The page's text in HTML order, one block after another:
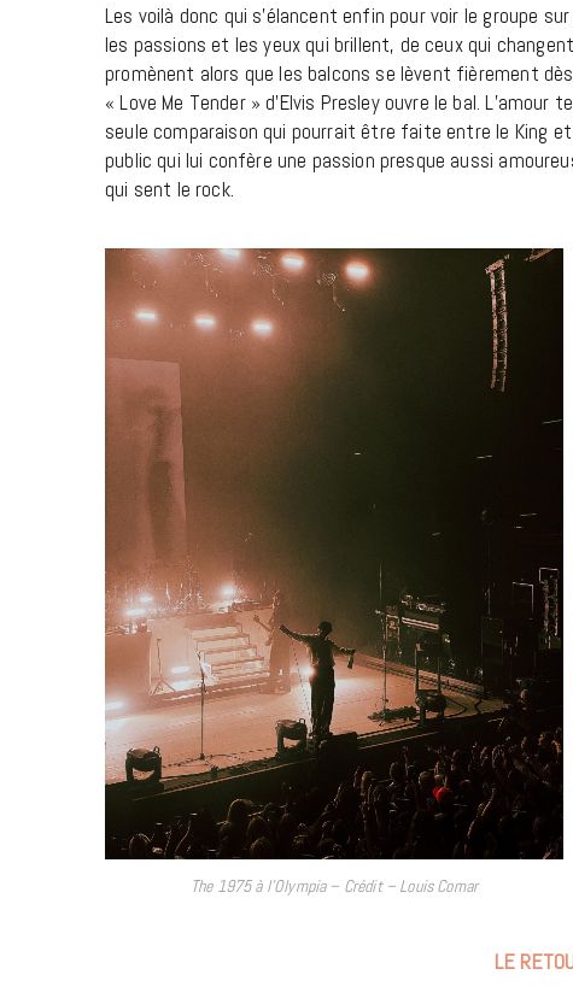
Les voilà donc qui s’élancent enfin pour voir le groupe
les passions et les yeux qui brillent, de ceux qui
promènent alors que les balcons se lèvent fièrement
« Love Me Tender » d’Elvis Presley ouvre le bal.
seule comparaison qui pourrait être faite entre le King
public qui lui confère une passion presque aussi
qui sent le rock.
The 1975 à l’Olympia – Crédit – Louis Comar
LE